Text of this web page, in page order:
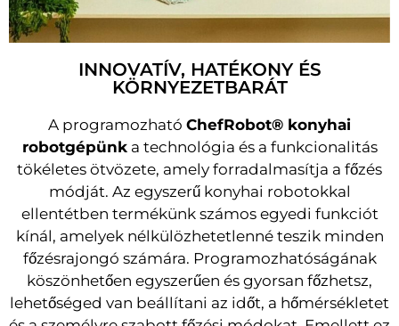
INNOVATÍV, HATÉKONY ÉS
KÖRNYEZETBARÁT
A programozható ChefRobot® konyhai
robotgépünka technológia és a funkcionalitás
tökéletes ötvözete, amely forradalmasítja a főzés
módját. Az egyszerű konyhai robotokkal
ellentétben termékünk számos egyedi funkciót
kínál, amelyek nélkülözhetetlenné teszik minden
főzésrajongó számára. Programozhatóságának
köszönhetően egyszerűen és gyorsan főzhetsz,
lehetőséged van beállítani az időt, a hőmérsékletet